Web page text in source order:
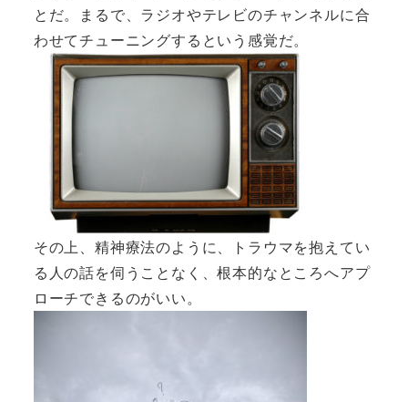
とだ。まるで、ラジオやテレビのチャンネルに合
わせてチューニングするという感覚だ。
その上、精神療法のように、トラウマを抱えてい
る人の話を伺うことなく、根本的なところへアプ
ローチできるのがいい。